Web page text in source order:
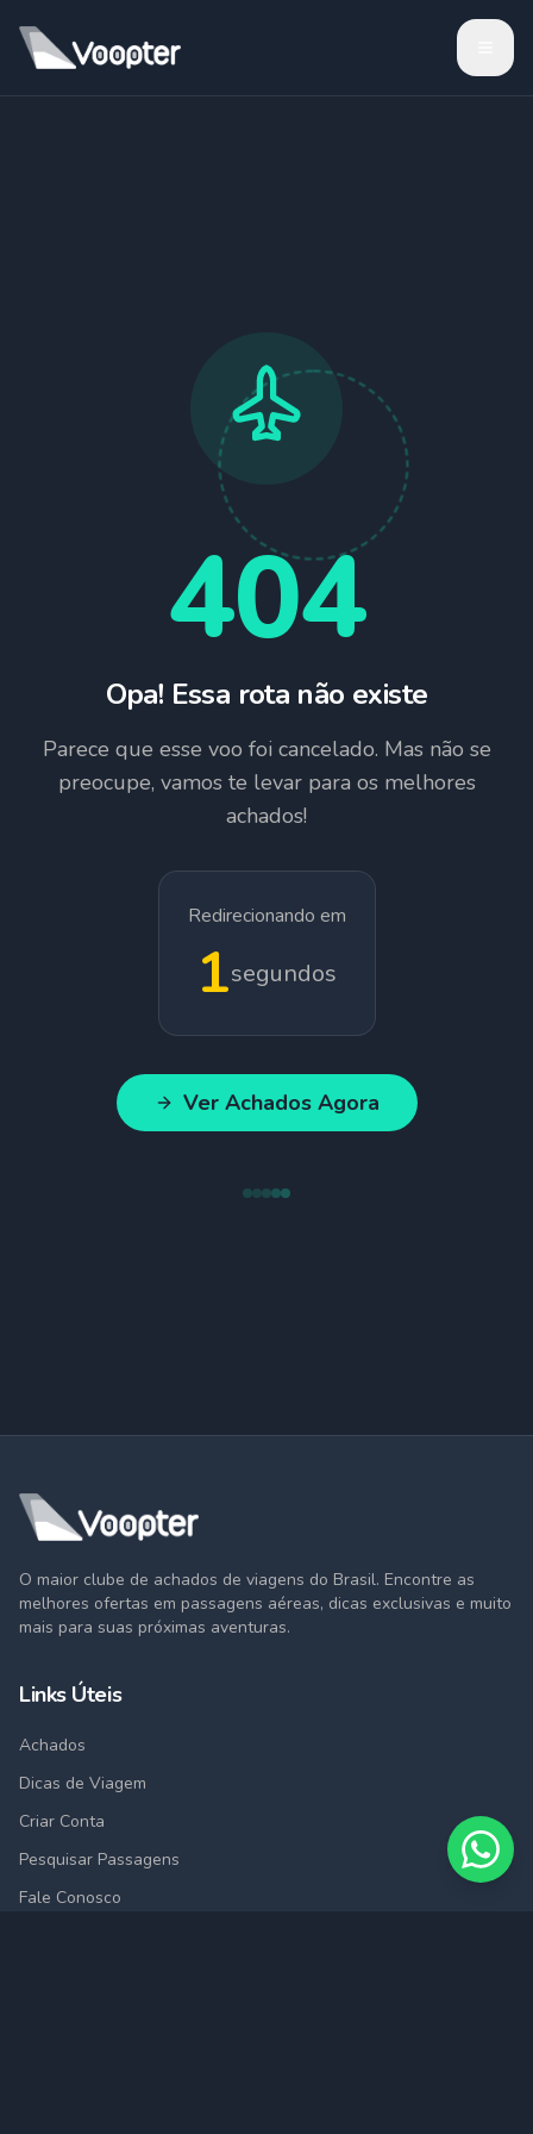
404
Opa! Essa rota não existe
Parece que esse voo foi cancelado. Mas não se
preocupe, vamos te levar para os melhores
achados!
Redirecionando em
1segundos
Ver Achados Agora
O maior clube de achados de viagens do Brasil. Encontre as
melhores ofertas em passagens aéreas, dicas exclusivas e muito
mais para suas próximas aventuras.
Links Úteis
Achados
Dicas de Viagem
Criar Conta
Pesquisar Passagens
Fale Conosco